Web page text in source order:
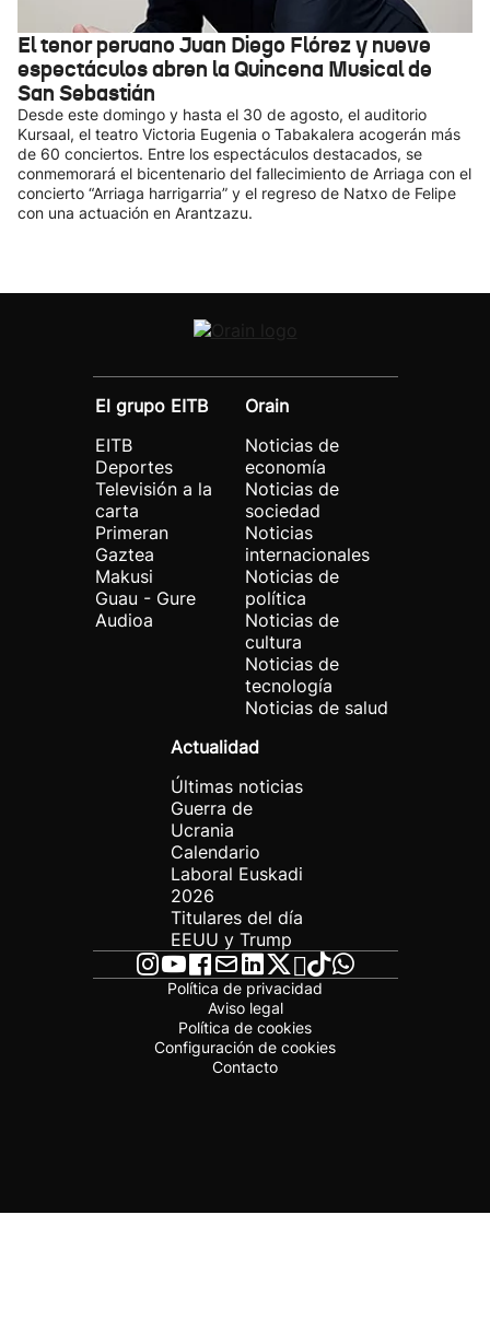
El tenor peruano Juan Diego Flórez y nueve
espectáculos abren la Quincena Musical de
San Sebastián
Desde este domingo y hasta el 30 de agosto, el auditorio
Kursaal, el teatro Victoria Eugenia o Tabakalera acogerán más
de 60 conciertos. Entre los espectáculos destacados, se
conmemorará el bicentenario del fallecimiento de Arriaga con el
concierto “Arriaga harrigarria” y el regreso de Natxo de Felipe
con una actuación en Arantzazu.
El grupo EITB
EITB
Deportes
Televisión a la
carta
Primeran
Gaztea
Makusi
Guau - Gure
Audioa
Orain
Noticias de
economía
Noticias de
sociedad
Noticias
internacionales
Noticias de
política
Noticias de
cultura
Noticias de
tecnología
Noticias de salud
Actualidad
Últimas noticias
Guerra de
Ucrania
Calendario
Laboral Euskadi
2026
Titulares del día
EEUU y Trump
Política de privacidad
Aviso legal
Política de cookies
Configuración de cookies
Contacto